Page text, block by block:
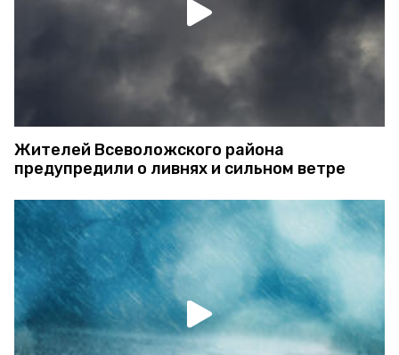
Жителей Всеволожского района
предупредили о ливнях и сильном ветре